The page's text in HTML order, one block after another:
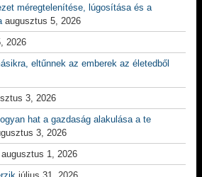
méregtelenítése, lúgosítása és a
augusztus 5, 2026
2026
eltűnnek az emberek az életedből
3, 2026
hat a gazdaság alakulása a te
3, 2026
augusztus 1, 2026